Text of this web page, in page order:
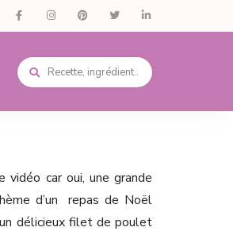
vidéo car oui, une grande
d’un repas de Noël
délicieux filet de poulet